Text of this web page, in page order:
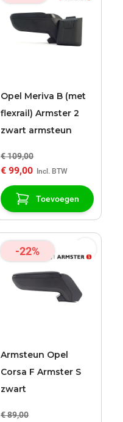
Opel Meriva B (met
flexrail) Armster 2
zwart armsteun
€ 109,00
€ 99,00
Toevoegen
-22%
Armsteun Opel
Corsa F Armster S
zwart
€ 89,00